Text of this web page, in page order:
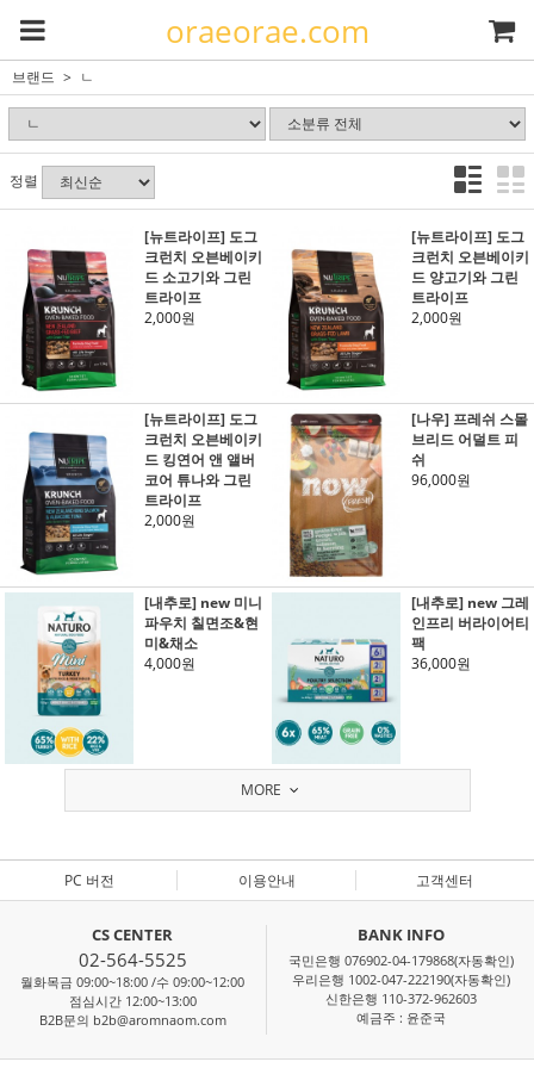
oraeorae.com
브랜드 ㄴ
정렬
[뉴트라이프] 도그
크런치 오븐베이키
드 소고기와 그린
트라이프
2,000원
[뉴트라이프] 도그
크런치 오븐베이키
드 양고기와 그린
트라이프
2,000원
[뉴트라이프] 도그
크런치 오븐베이키
드 킹연어 앤 앨버
코어 튜나와 그린
트라이프
2,000원
[나우] 프레쉬 스몰
브리드 어덜트 피
쉬
96,000원
[내추로] new 미니
파우치 칠면조&현
미&채소
4,000원
[내추로] new 그레
인프리 버라이어티
팩
36,000원
MORE
PC 버전 이용안내 고객센터
CS CENTER
02-564-5525
월화목금 09:00~18:00 /수 09:00~12:00
점심시간 12:00~13:00
B2B문의 b2b@aromnaom.com
BANK INFO
국민은행 076902-04-179868(자동확인)
우리은행 1002-047-222190(자동확인)
신한은행 110-372-962603
예금주 : 윤준국